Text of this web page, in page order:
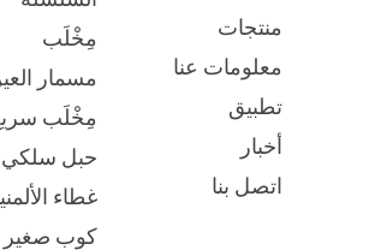
منتجات
معلومات عنا
تطبيق
أخبار
اتصل بنا
مِخْلَب
مسمار
مِخْلَب
حبل سلكي
غطاء
كوب صغير